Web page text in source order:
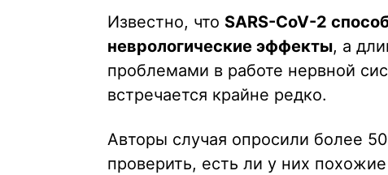
Известно, что SARS-CoV-2
неврологические эффекты, а
проблемами в работе нервной
встречается крайне редко.
Авторы случая опросили более
проверить, есть ли у них